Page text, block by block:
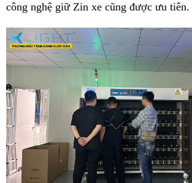
công nghệ giữ Zin xe cũng được ưu tiên.